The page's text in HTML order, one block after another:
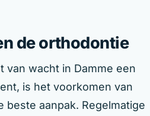
de orthodontie
van wacht in Damme een
is het voorkomen van
beste aanpak. Regelmatige